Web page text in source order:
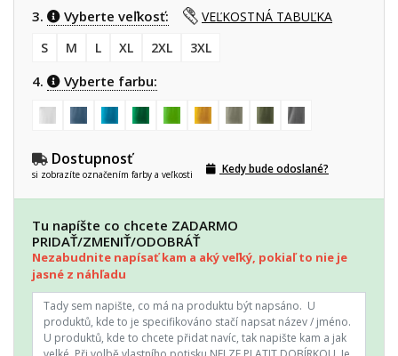
3. Vyberte veľkosť:
VEĽKOSTNÁ TABUĽKA
S
M L XL 2XL 3XL
4. Vyberte farbu:
Dostupnosť
si zobrazíte označením farby a veľkosti Kedy bude odoslané?
Tu napíšte co chcete ZADARMO
PRIDAŤ/ZMENIŤ/ODOBRÁŤ
Nezabudnite napísať kam a aký veľký, pokiaľ to nie je
jasné z náhľadu